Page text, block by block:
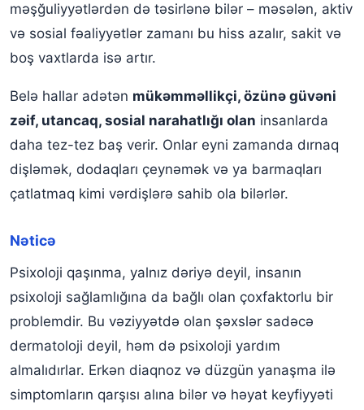
məşğuliyyətlərdən də təsirlənə bilər – məsələn, aktiv
və sosial fəaliyyətlər zamanı bu hiss azalır, sakit və
boş vaxtlarda isə artır.
Belə hallar adətən mükəmməllikçi, özünə güvəni
zəif, utancaq, sosial narahatlığı olan insanlarda
daha tez-tez baş verir. Onlar eyni zamanda dırnaq
dişləmək, dodaqları çeynəmək və ya barmaqları
çatlatmaq kimi vərdişlərə sahib ola bilərlər.
Nəticə
Psixoloji qaşınma, yalnız dəriyə deyil, insanın
psixoloji sağlamlığına da bağlı olan çoxfaktorlu bir
problemdir. Bu vəziyyətdə olan şəxslər sadəcə
dermatoloji deyil, həm də psixoloji yardım
almalıdırlar. Erkən diaqnoz və düzgün yanaşma ilə
simptomların qarşısı alına bilər və həyat keyfiyyəti